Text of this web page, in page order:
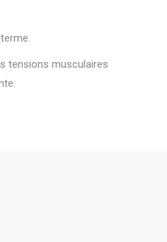
tensions musculaires